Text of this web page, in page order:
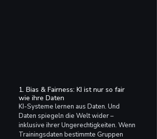
1. Bias & Fairness: KI ist nur so fair
wie ihre Daten
KI-Systeme lernen aus Daten. Und
Daten spiegeln die Welt wider –
inklusive ihrer Ungerechtigkeiten. Wenn
Trainingsdaten bestimmte Gruppen